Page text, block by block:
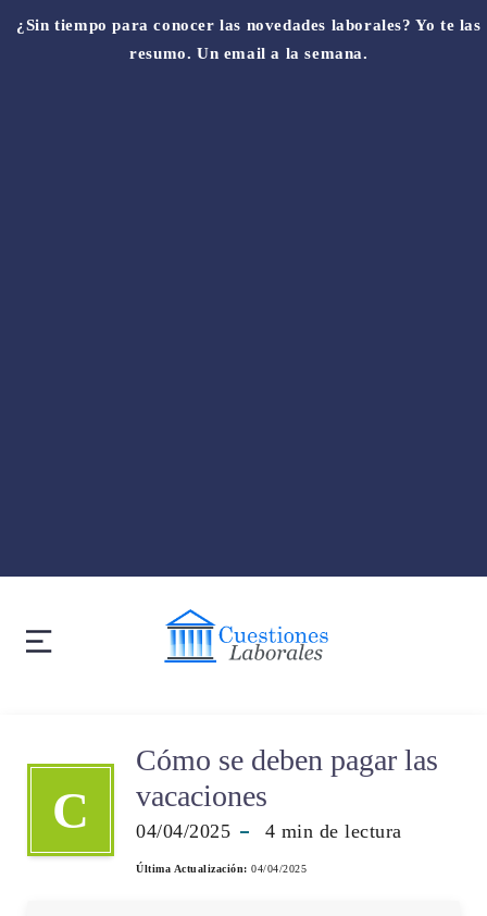
¿Sin tiempo para conocer las novedades laborales? Yo te las
resumo. Un email a la semana.
C
Cómo se deben pagar las
vacaciones
04/04/2025 4 min de lectura
Última Actualización: 04/04/2025